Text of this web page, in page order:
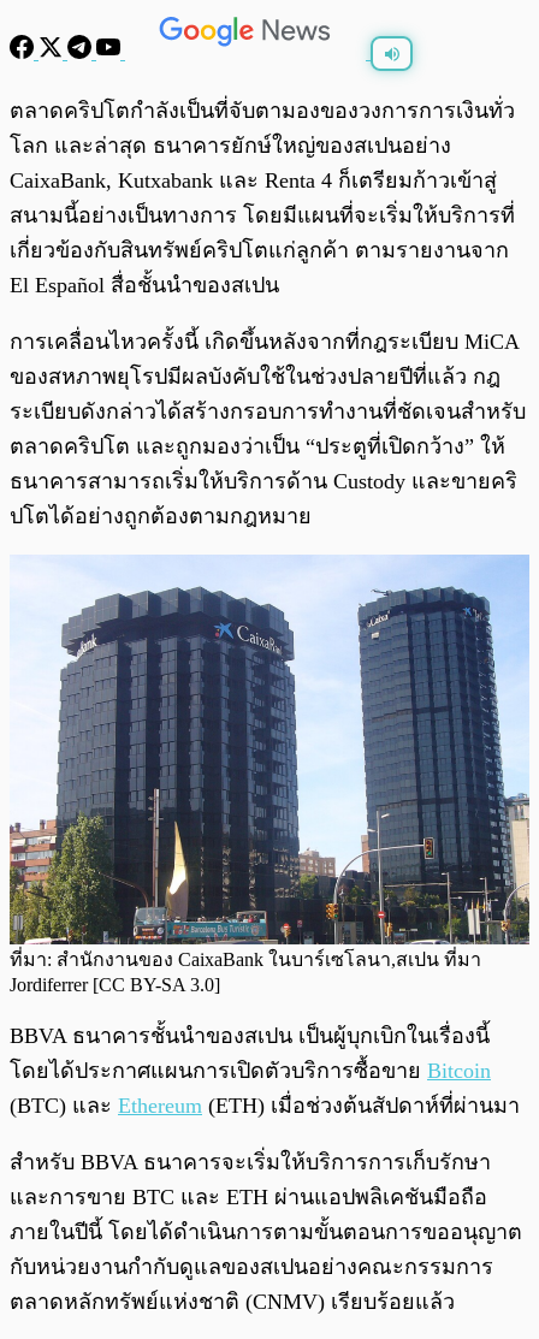
พร้อมเล่น 0:00
ตลาดคริปโตกำลังเป็นที่จับตามองของวงการการเงินทั่ว
โลก และล่าสุด ธนาคารยักษ์ใหญ่ของสเปนอย่าง
CaixaBank, Kutxabank และ Renta 4 ก็เตรียมก้าวเข้าสู่
สนามนี้อย่างเป็นทางการ โดยมีแผนที่จะเริ่มให้บริการที่
เกี่ยวข้องกับสินทรัพย์คริปโตแก่ลูกค้า ตามรายงานจาก
El Español สื่อชั้นนำของสเปน
การเคลื่อนไหวครั้งนี้ เกิดขึ้นหลังจากที่กฎระเบียบ MiCA
ของสหภาพยุโรปมีผลบังคับใช้ในช่วงปลายปีที่แล้ว กฎ
ระเบียบดังกล่าวได้สร้างกรอบการทำงานที่ชัดเจนสำหรับ
ตลาดคริปโต และถูกมองว่าเป็น “ประตูที่เปิดกว้าง” ให้
ธนาคารสามารถเริ่มให้บริการด้าน Custody และขายคริ
ปโตได้อย่างถูกต้องตามกฎหมาย
ที่มา: สำนักงานของ CaixaBank ในบาร์เซโลนา,สเปน ที่มา
Jordiferrer [CC BY-SA 3.0]
BBVA ธนาคารชั้นนำของสเปน เป็นผู้บุกเบิกในเรื่องนี้
โดยได้ประกาศแผนการเปิดตัวบริการซื้อขาย Bitcoin
(BTC) และ Ethereum (ETH) เมื่อช่วงต้นสัปดาห์ที่ผ่านมา
สำหรับ BBVA ธนาคารจะเริ่มให้บริการการเก็บรักษา
และการขาย BTC และ ETH ผ่านแอปพลิเคชันมือถือ
ภายในปีนี้ โดยได้ดำเนินการตามขั้นตอนการขออนุญาต
กับหน่วยงานกำกับดูแลของสเปนอย่างคณะกรรมการ
ตลาดหลักทรัพย์แห่งชาติ (CNMV) เรียบร้อยแล้ว